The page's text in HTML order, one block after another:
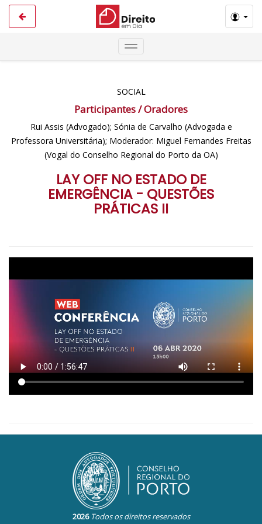
SOCIAL
Participantes / Oradores
Rui Assis (Advogado); Sónia de Carvalho (Advogada e
Professora Universitária); Moderador: Miguel Fernandes Freitas
(Vogal do Conselho Regional do Porto da OA)
LAY OFF NO ESTADO DE
EMERGÊNCIA - QUESTÕES
PRÁTICAS II
2026 Todos os direitos reservados